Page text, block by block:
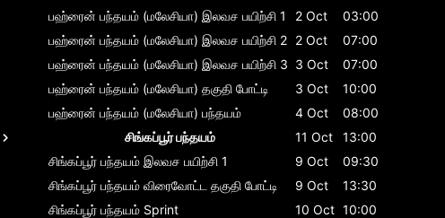
பஹ்ரைன் பந்தயம் (மலேசியா) இலவச பயிற்சி 1 2 Oct
03:00
பஹ்ரைன் பந்தயம் (மலேசியா) இலவச பயிற்சி 2 2 Oct
07:00
பஹ்ரைன் பந்தயம் (மலேசியா) இலவச பயிற்சி 3 3 Oct
07:00
பஹ்ரைன் பந்தயம் (மலேசியா) தகுதி போட்டி 3 Oct
10:00
பஹ்ரைன் பந்தயம் (மலேசியா) பந்தயம் 4 Oct
08:00
சிங்கப்பூர் பந்தயம்
11 Oct
13:00
சிங்கப்பூர் பந்தயம் இலவச பயிற்சி 1 9 Oct
09:30
சிங்கப்பூர் பந்தயம் விரைவோட்ட தகுதி போட்டி 9 Oct
13:30
சிங்கப்பூர் பந்தயம் Sprint 10 Oct 10:00